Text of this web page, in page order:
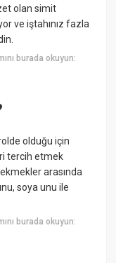
olan simit
ve iştahınız fazla
burada okuyun:
olduğu için
tercih etmek
arasında
soya unu ile
burada okuyun: